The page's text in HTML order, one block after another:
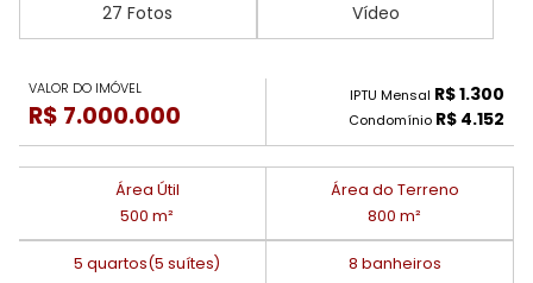
27 Fotos Vídeo
VALOR DO IMÓVEL
R$ 7.000.000
IPTU Mensal R$ 1.300
Condomínio R$ 4.152
Área Útil
500 m²
Área do Terreno
800 m²
5 quartos(5 suítes) 8 banheiros